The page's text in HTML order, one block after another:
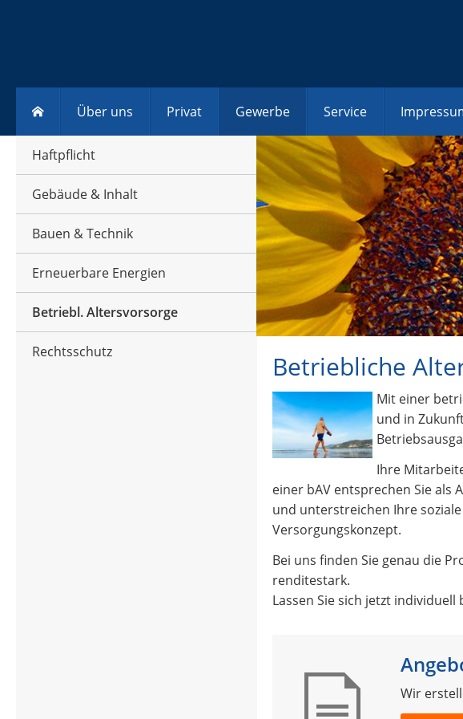
Über uns Privat Gewerbe
Haftpflicht
Gebäude & Inhalt
Bauen & Technik
Erneuerbare Energien
Betriebl. Altersvorsorge
Rechtsschutz
Service
Betriebliche
Mit einer
und in
Ihre
einer bAV entsprechen Sie als
und unterstreichen Ihre
Versorgungskonzept.
Bei uns finden Sie genau die
renditestark.
Lassen Sie sich jetzt
Wir